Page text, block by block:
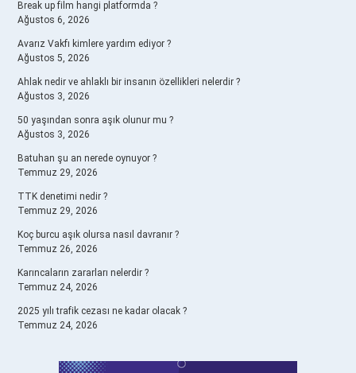
Break up film hangi platformda ?
Ağustos 6, 2026
Avarız Vakfı kimlere yardım ediyor ?
Ağustos 5, 2026
Ahlak nedir ve ahlaklı bir insanın özellikleri nelerdir ?
Ağustos 3, 2026
50 yaşından sonra aşık olunur mu ?
Ağustos 3, 2026
Batuhan şu an nerede oynuyor ?
Temmuz 29, 2026
TTK denetimi nedir ?
Temmuz 29, 2026
Koç burcu aşık olursa nasıl davranır ?
Temmuz 26, 2026
Karıncaların zararları nelerdir ?
Temmuz 24, 2026
2025 yılı trafik cezası ne kadar olacak ?
Temmuz 24, 2026